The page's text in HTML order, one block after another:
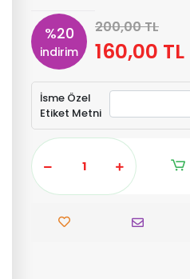
%20
indirim
200,00 TL
160,00 TL
İsme Özel
Etiket Metni